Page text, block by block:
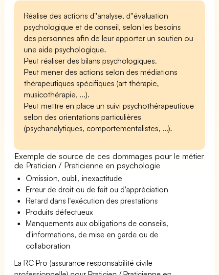
Réalise des actions d''analyse, d''évaluation
psychologique et de conseil, selon les besoins
des personnes afin de leur apporter un soutien ou
une aide psychologique.
Peut réaliser des bilans psychologiques.
Peut mener des actions selon des médiations
thérapeutiques spécifiques (art thérapie,
musicothérapie, ...).
Peut mettre en place un suivi psychothérapeutique
selon des orientations particulières
(psychanalytiques, comportementalistes, ...).
Exemple de source de ces dommages pour le métier
de Praticien / Praticienne en psychologie
Omission, oubli, inexactitude
Erreur de droit ou de fait ou d'appréciation
Retard dans l'exécution des prestations
Produits défectueux
Manquements aux obligations de conseils,
d'informations, de mise en garde ou de
collaboration
La RC Pro (assurance responsabilité civile